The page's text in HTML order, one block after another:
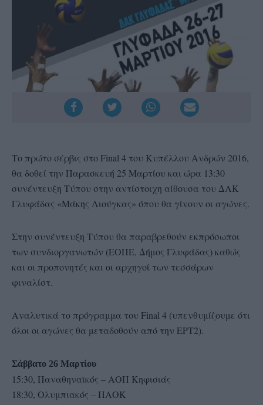
Το πρώτο σέρβις στο Final 4 του Κυπέλλου Ανδρών 2016,
θα δοθεί την Παρασκευή 25 Μαρτίου και ώρα 13:30
συνέντευξη Τύπου στην αντίστοιχη αίθουσα του ΔΑΚ
Γλυφάδας «Μάκης Λιούγκας» όπου θα γίνουν οι αγώνες.
Στην συνέντευξη Τύπου θα παραβρεθούν εκπρόσωποι
των συνδιοργανωτών (ΕΟΠΕ, Δήμος Γλυφάδας) καθώς
και οι προπονητές και οι αρχηγοί των τεσσάρων
φιναλίστ.
Αναλυτικά το πρόγραμμα του Final 4 (υπενθυμίζουμε ότι
όλοι οι αγώνες θα μεταδοθούν από την ΕΡΤ2).
Σάββατο 26 Μαρτίου
15:30, Παναθηναϊκός – ΑΟΠ Κηφισιάς
18:30, Ολυμπιακός – ΠΑΟΚ